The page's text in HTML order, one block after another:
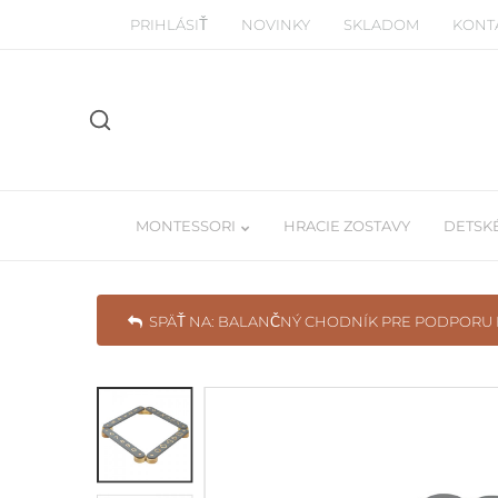
PRIHLÁSIŤ NOVINKY SKLADOM
MONTESSORI
Manipulačné montessori dosky
Drevené a balančné dosky
HRACIE ZOSTAVY
Detské Tee-
SPÄŤ NA: BALANČNÝ CHODNÍK PRE PODPORU